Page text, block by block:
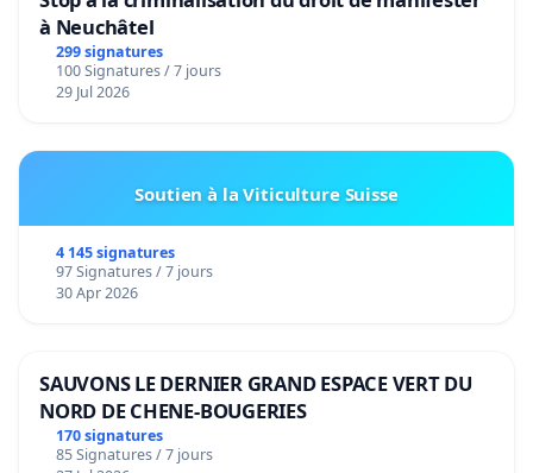
à Neuchâtel
299 signatures
100 Signatures / 7 jours
29 Jul 2026
Soutien à la Viticulture Suisse
4 145 signatures
97 Signatures / 7 jours
30 Apr 2026
SAUVONS LE DERNIER GRAND ESPACE VERT DU
NORD DE CHENE-BOUGERIES
170 signatures
85 Signatures / 7 jours